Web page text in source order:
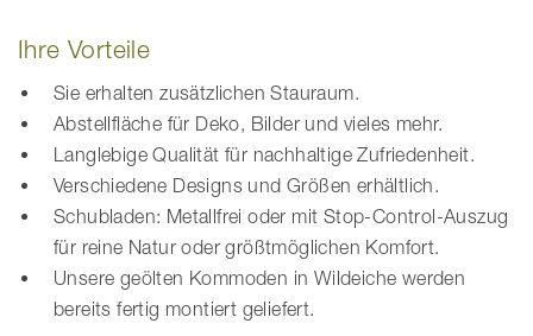
Ihre Vorteile
Sie erhalten zusätzlichen Stauraum.
Abstellfläche für Deko, Bilder und vieles mehr.
Langlebige Qualität für nachhaltige Zufriedenheit.
Verschiedene Designs und Größen erhältlich.
Schubladen: Metallfrei oder mit Stop-Control-Auszug
für reine Natur oder größtmöglichen Komfort.
Unsere geölten Kommoden in Wildeiche werden
bereits fertig montiert geliefert.